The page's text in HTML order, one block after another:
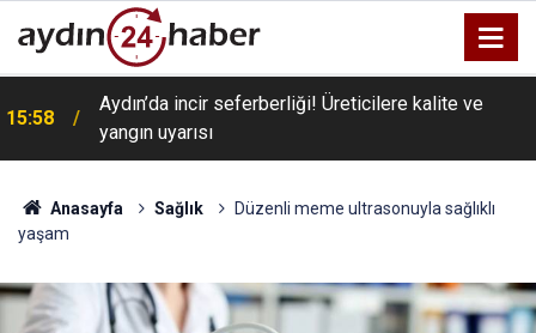
15:58
Aydın’da incir seferberliği! Üreticilere kalite ve
yangın uyarısı
Anasayfa Sağlık
Düzenli meme ultrasonuyla sağlıklı
yaşam